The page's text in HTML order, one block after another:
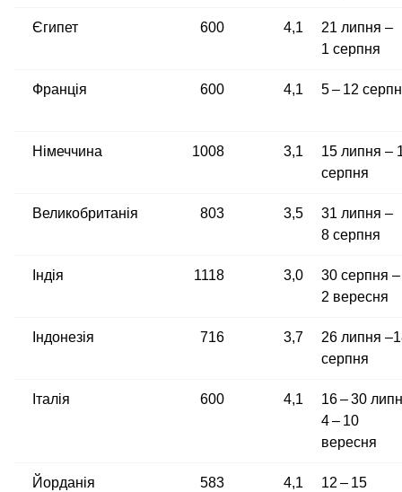
Єгипет 600 4,1
21 липня –
1 серпня
Франція 600 4,1 5 – 12
Німеччина 1008 3,1
15 липня –
серпня
Великобританія 803 3,5
31 липня –
8 серпня
Індія 1118 3,0
30 серпня –
2 вересня
Індонезія 716 3,7
26 липня
серпня
Італія 600 4,1
16 – 30
4 – 10
вересня
Йорданія 583 4,1
12 – 15